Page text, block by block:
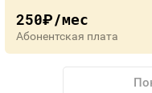
250руб./мес
Абонентская плата